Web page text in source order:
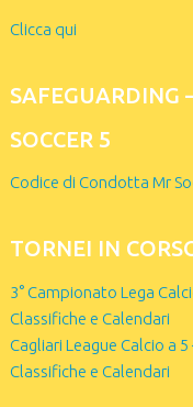
Clicca qui
SAFEGUARDING
SOCCER 5
Codice di Condotta Mr
TORNEI IN
3° Campionato Lega
Classifiche e Calendari
Cagliari League Calcio a 5
Classifiche e Calendari